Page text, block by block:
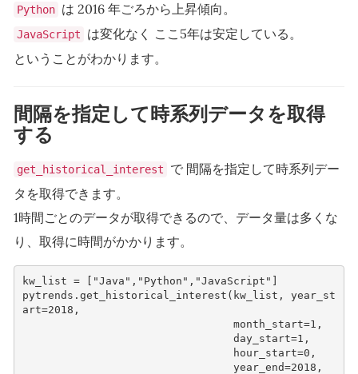
Python は 2016 年ごろから上昇傾向。
JavaScript
は変化なく ここ5年は安定している。
ということがわかります。
間隔を指定して時系列データを取得
する
get_historical_interest
で 間隔を指定して時系列デー
タを取得できます。
1時間ごとのデータが取得できるので、データ量は多くな
り、取得に時間がかかります。
kw_list = [ "Java" , "Python" , "JavaScript" ]
pytrends . get_historical_interest ( kw_list ,
year_st
art=2018 ,
month_start=1 ,
day_start=1 ,
hour_start=0 ,
year_end=2018 ,